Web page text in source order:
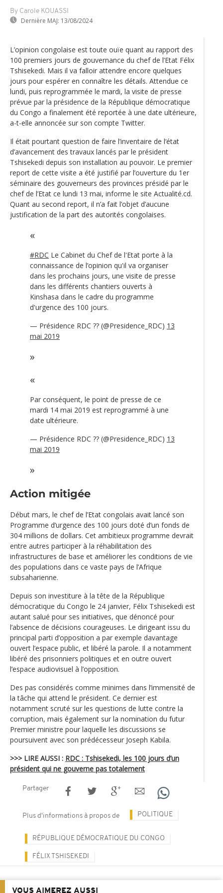
By Carole KOUASSI
Dernière MAJ: 13/08/2024
L’opinion congolaise est toute ouïe quant au rapport des
100 premiers jours de gouvernance du chef de l’Etat Félix
Tshisekedi. Mais il va falloir attendre encore quelques
jours pour espérer en connaître les détails. Attendue ce
lundi, puis reprogrammée le mardi, la visite de presse
prévue par la présidence de la République démocratique
du Congo a finalement été reportée à une date ultérieure,
a-t-elle annoncée sur son compte Twitter.
Il était pourtant question de faire l’inventaire de l‘état
d’avancement des travaux lancés par le président
Tshisekedi depuis son installation au pouvoir. Le premier
report de cette visite a été justifié par l’ouverture du 1er
séminaire des gouverneurs des provinces présidé par le
chef de l’Etat ce lundi 13 mai, informe le site Actualité.cd.
Quant au second report, il n’a fait l’objet d’aucune
justification de la part des autorités congolaises.
#RDC Le Cabinet du Chef de l'Etat porte à la
connaissance de l’opinion qu'il va organiser
dans les prochains jours, une visite de presse
dans les différents chantiers ouverts à
Kinshasa dans le cadre du programme
d'urgence des 100 jours.
— Présidence RDC ?? (@Presidence_RDC) 13
mai 2019
Par conséquent, le point de presse de ce
mardi 14 mai 2019 est reprogrammé à une
date ultérieure.
— Présidence RDC ?? (@Presidence_RDC) 13
mai 2019
Action mitigée
Début mars, le chef de l’Etat congolais avait lancé son
Programme d’urgence des 100 jours doté d’un fonds de
304 millions de dollars. Cet ambitieux programme devrait
entre autres participer à la réhabilitation des
infrastructures de base et améliorer les conditions de vie
des populations dans ce vaste pays de l’Afrique
subsaharienne.
Depuis son investiture à la tête de la République
démocratique du Congo le 24 janvier, Félix Tshisekedi est
autant salué pour ses initiatives, que dénoncé pour
l’absence de décisions courageuses. Le dirigeant issu du
principal parti d’opposition a par exemple davantage
ouvert l’espace public, et libéré la parole. Il a notamment
libéré des prisonniers politiques et en outre ouvert
l’espace audiovisuel à l’opposition.
Des pas considérés comme minimes dans l’immensité de
la tâche qui attend le président. Ce dernier est
notamment scruté sur les questions de lutte contre la
corruption, mais également sur la nomination du futur
Premier ministre pour laquelle les discussions se
poursuivent avec son prédécesseur Joseph Kabila.
>>> LIRE AUSSI : RDC : Tshisekedi, les 100 jours d’un
président qui ne gouverne pas totalement
Partager
Plus d'informations à propos de POLITIQUE
RÉPUBLIQUE DÉMOCRATIQUE DU CONGO
FÉLIX TSHISEKEDI
VOUS AIMEREZ AUSSI